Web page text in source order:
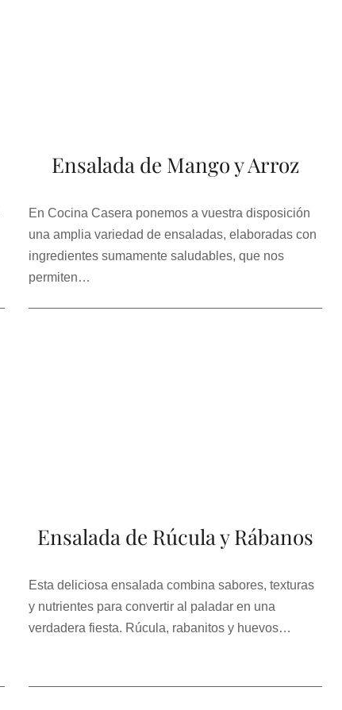
Ensalada de Mango y Arroz
En Cocina Casera ponemos a vuestra disposición
una amplia variedad de ensaladas, elaboradas con
ingredientes sumamente saludables, que nos
permiten…
Ensalada de Rúcula y Rábanos
Esta deliciosa ensalada combina sabores, texturas
y nutrientes para convertir al paladar en una
verdadera fiesta. Rúcula, rabanitos y huevos…